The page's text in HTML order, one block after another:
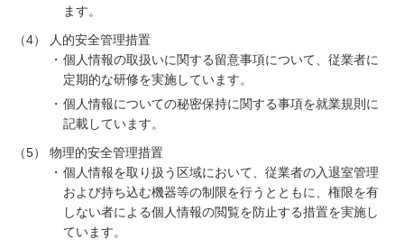
ます。
（4）
人的安全管理措置
個人情報の取扱いに関する留意事項について、従業者に
定期的な研修を実施しています。
個人情報についての秘密保持に関する事項を就業規則に
記載しています。
（5）
物理的安全管理措置
個人情報を取り扱う区域において、従業者の入退室管理
および持ち込む機器等の制限を行うとともに、権限を有
しない者による個人情報の閲覧を防止する措置を実施し
ています。